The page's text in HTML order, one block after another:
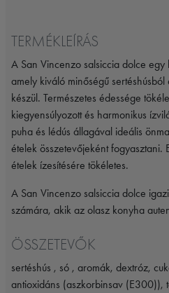
TERMÉKLEÍRÁS
A San Vincenzo salsiccia dolce egy
amely kiváló minőségű
készül. Természetes édessége
kiegyensúlyozott és harmonikus
puha és lédús állagával ideális
ételek összetevőjeként fogyasztani.
ételek ízesítésére tökéletes.
A San Vincenzo salsiccia dolce
számára, akik az olasz konyha
ÖSSZETEVŐK
sertéshús , só , aromák, dextróz,
antioxidáns (aszkorbinsav (E300)),